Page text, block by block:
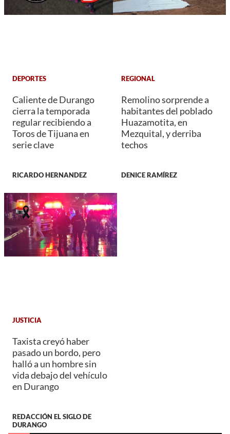
DEPORTES
Caliente de Durango
cierra la temporada
regular recibiendo a
Toros de Tijuana en
serie clave
RICARDO HERNANDEZ
REGIONAL
Remolino sorprende a
habitantes del poblado
Huazamotita, en
Mezquital, y derriba
techos
DENICE RAMÍREZ
JUSTICIA
Taxista creyó haber
pasado un bordo, pero
halló a un hombre sin
vida debajo del vehículo
en Durango
REDACCIÓN EL SIGLO DE
DURANGO